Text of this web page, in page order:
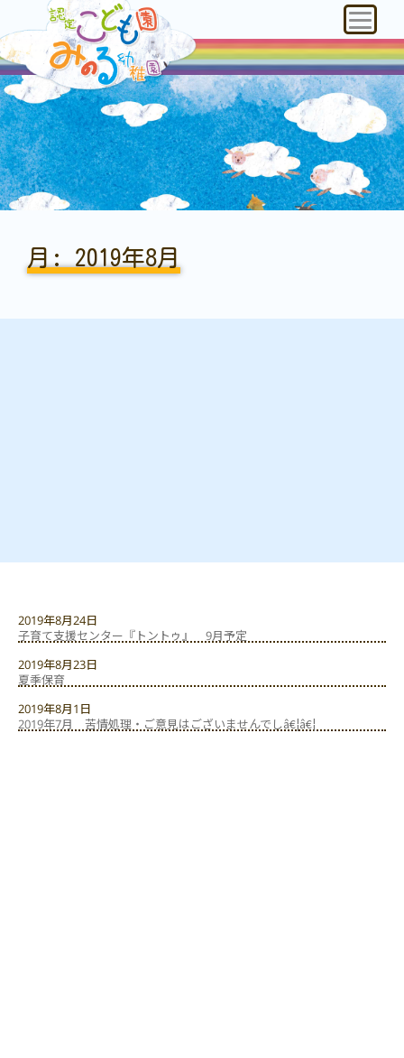
月: 2019年8月
2019年8月24日
子育て支援センター『トントゥ』 9月予定
2019年8月23日
夏季保育
2019年8月1日
2019年7月 苦情処理・ご意見はございませんでしâ€¦â€¦